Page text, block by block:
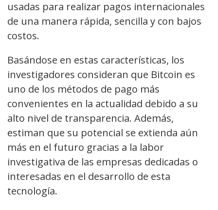
usadas para realizar pagos internacionales
de una manera rápida, sencilla y con bajos
costos.
Basándose en estas características, los
investigadores consideran que Bitcoin es
uno de los métodos de pago más
convenientes en la actualidad debido a su
alto nivel de transparencia. Además,
estiman que su potencial se extienda aún
más en el futuro gracias a la labor
investigativa de las empresas dedicadas o
interesadas en el desarrollo de esta
tecnología.